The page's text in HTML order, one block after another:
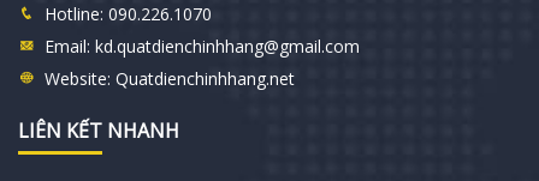
Hotline: 090.226.1070
Email: kd.quatdienchinhhang@gmail.com
Website: Quatdienchinhhang.net
LIÊN KẾT NHANH